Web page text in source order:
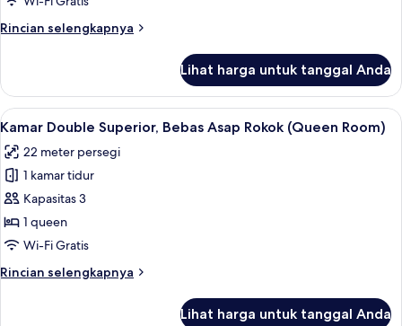
Rokok
Room)
Rincian selengkapnya
Rincian
Kamar
Twin,
Bebas
Rokok
(Moderate
Twin
Room)
Lihat harga untuk tanggal Anda
Lihat
semua
foto
untuk
Kamar
Double
Superior,
Asap
Brankas, meja kerja, kedap suara,
7
Kamar Double Superior, Bebas Asap Rokok (Queen Room)
22 meter persegi
1 kamar tidur
Kapasitas 3
1 queen
Wi-Fi Gratis
Rincian selengkapnya
Rincian
Lihat harga untuk tanggal Anda